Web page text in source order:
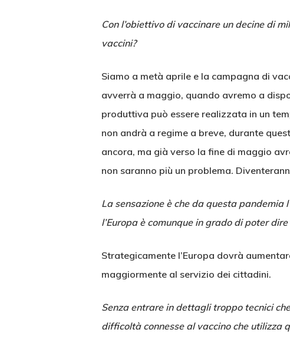
Con l’obiettivo di vaccinare un decine di
vaccini?
Siamo a metà aprile e la campagna di
avverrà a maggio, quando avremo a
produttiva può essere realizzata in un
non andrà a regime a breve, durante
ancora, ma già verso la fine di maggio
non saranno più un problema.
La sensazione è che da questa pandemia
l’Europa è comunque in grado di poter dire
Strategicamente l’Europa dovrà
maggiormente al servizio dei cittadini.
Senza entrare in dettagli troppo tecnici
difficoltà connesse al vaccino che utilizza